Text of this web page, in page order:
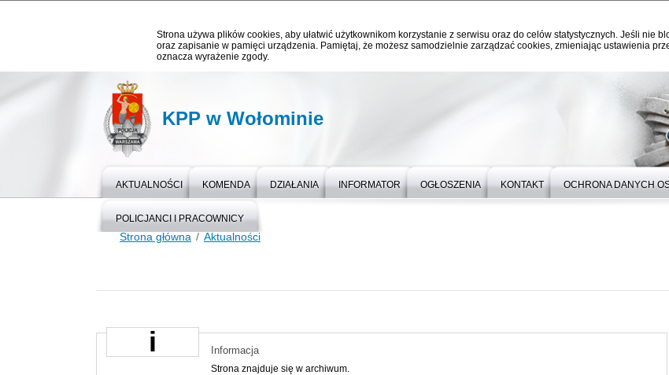
Strona używa plików cookies, aby ułatwić użytkownikom korzystanie z serwisu oraz do celów statystycznych. Jeśli nie
oraz zapisanie w pamięci urządzenia. Pamiętaj, że możesz samodzielnie zarządzać cookies, zmieniając ustawienia
oznacza wyrażenie zgody.
KPP w Wołominie
AKTUALNOŚCI KOMENDA DZIAŁANIA INFORMATOR OGŁOSZENIA KONTAKT OCHRONA DANYCH
POLICJANCI I PRACOWNICY
Strona główna Aktualności
Informacja
Strona znajduje się w archiwum.